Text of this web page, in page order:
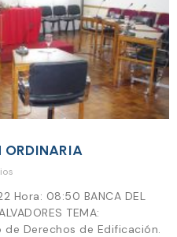
ORDINARIA
Hora: 08:50 BANCA DEL
TEMA:
de Derechos de Edificación.